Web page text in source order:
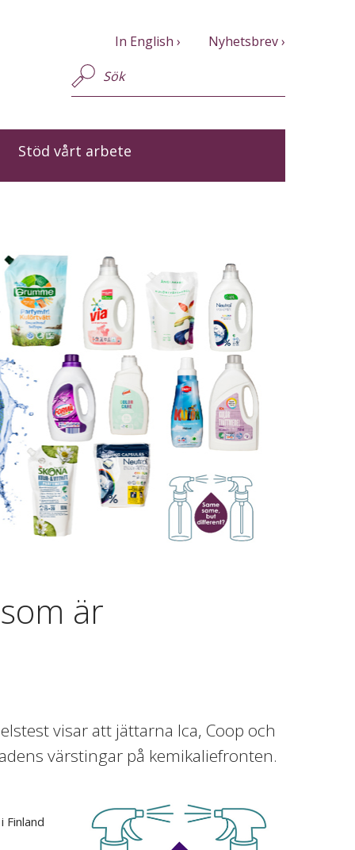
Stöd vårt arbete
In English Nyhetsbrev
är
visar att jättarna Ica, Coop och
värstingar på kemikaliefronten.
Finland